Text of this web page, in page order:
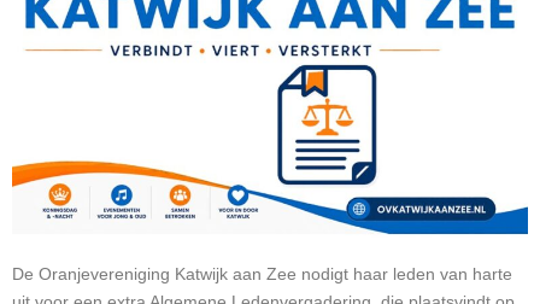
De Oranjevereniging Katwijk aan Zee nodigt haar leden van harte